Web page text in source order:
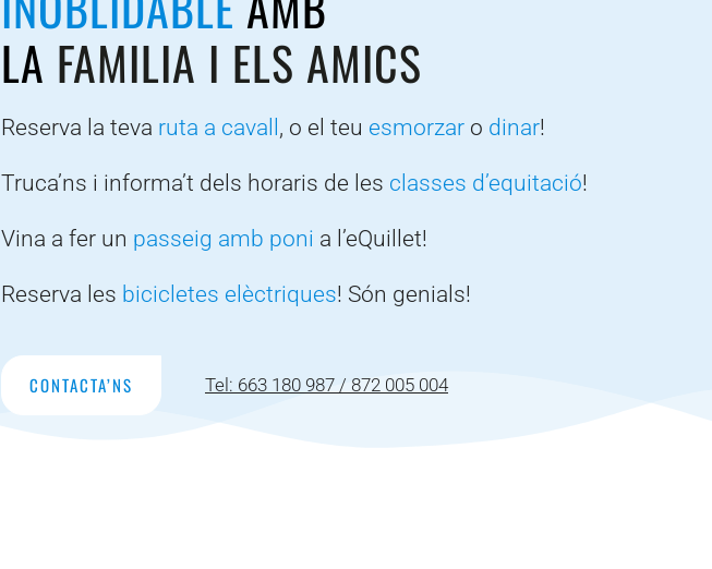
LA FAMILIA I ELS AMICS
Reserva la teva ruta a cavall , o el teu esmorzar o dinar!
Truca’ns i informa’t dels horaris de les classes d’equitació!
Vina a fer un passeig amb poni a l’eQuillet!
Reserva les bicicletes elèctriques! Són genials!
CONTACTA’NS Tel: 663 180 987 / 872 005 004